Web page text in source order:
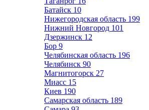
Батайск 10
Нижегородская область 199
Нижний Новгород 101
Дзержинск 12
Бор 9
Челябинская область 196
Челябинск 90
Магнитогорск 27
Миасс 15
Киев 190
Самарская область 189